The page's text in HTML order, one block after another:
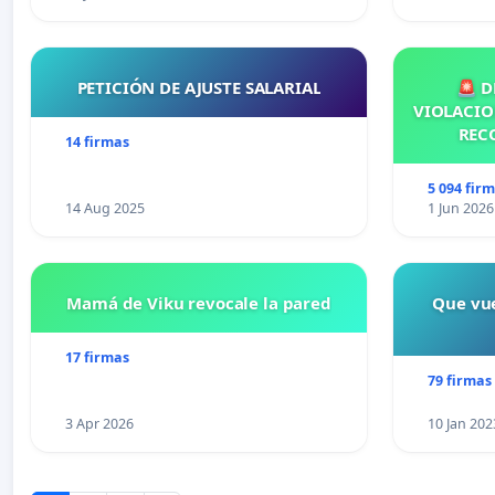
PETICIÓN DE AJUSTE SALARIAL
14 firmas
14 Aug 2025
🚨
5 094
1 Jun 2026
Mamá de Viku revocale la pared
17 firmas
3 Apr 2026
Que
79 firmas
10 Jan